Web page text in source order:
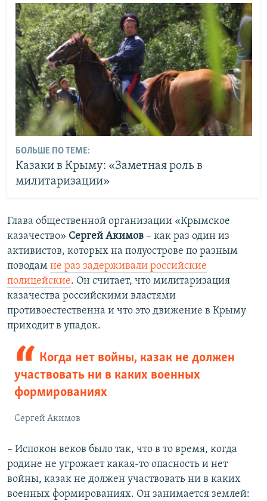
БОЛЬШЕ ПО ТЕМЕ:
Казаки в Крыму: «Заметная роль в
милитаризации»
Глава общественной организации «Крымское
казачество» Сергей Акимов – как раз один из
активистов, которых на полуострове по разным
поводам не раз задерживали российские
полицейские. Он считает, что милитаризация
казачества российскими властями
противоестественна и что это движение в Крыму
приходит в упадок.
Когда нет войны, казак не должен
участвовать ни в каких военных
формированиях
Сергей Акимов
– Испокон веков было так, что в то время, когда
родине не угрожает какая-то опасность и нет
войны, казак не должен участвовать ни в каких
военных формированиях. Он занимается землей: